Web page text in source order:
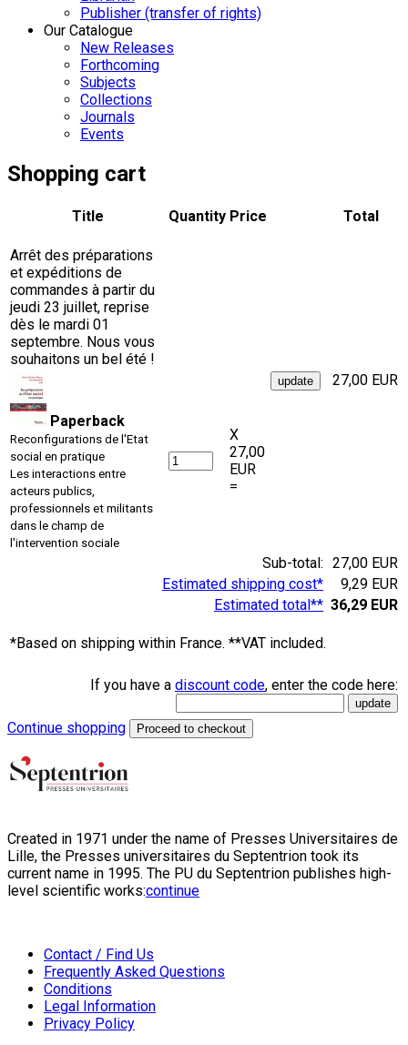
Publisher (transfer of rights)
Our Catalogue
New Releases
Forthcoming
Subjects
Collections
Journals
Events
Shopping cart
Arrêt des préparations
et expéditions de
commandes à partir du
jeudi 23 juillet, reprise
dès le mardi 01
septembre. Nous vous
souhaitons un bel été !
Title Quantity Price Total
Paperback
Reconfigurations de l'Etat
social en pratique
Les interactions entre
acteurs publics,
professionnels et militants
dans le champ de
l'intervention sociale
X
27,00
EUR
=
27,00 EUR
Sub-total: 27,00 EUR
Estimated shipping cost*
9,29 EUR
Estimated total** 36,29 EUR
*Based on shipping within France. **VAT included.
If you have a discount code, enter the code here:
Continue shopping Proceed to checkout
Created in 1971 under the name of Presses Universitaires de
Lille, the Presses universitaires du Septentrion took its
current name in 1995. The PU du Septentrion publishes high-
level scientific works:continue
Contact / Find Us
Frequently Asked Questions
Conditions
Legal Information
Privacy Policy